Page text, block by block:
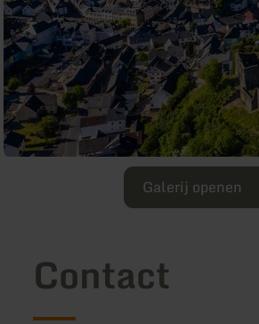
Galerij openen
Contact